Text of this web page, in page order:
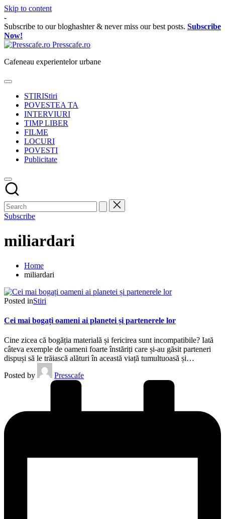
Skip to content
-
Subscribe to our bloghashter & never miss our best posts. Subscribe
Now!
Presscafe.ro
Cafeneau experientelor urbane
STIRIStiri
POVESTEA TA
INTERVIURI
TIMP LIBER
FILME
LOCURI
POVESTI
Publicitate
Subscribe
miliardari
Home
miliardari
Posted inStiri
Cei mai bogați oameni ai planetei și partenerele lor
Cine zicea că bogăția materială și fericirea sunt incompatibile? Iată
câteva exemple de oameni foarte înstăriți care și-au găsit parteneri
dispuși să le trăiască alături în această viață tumultuoasă și…
Posted by
Presscafe